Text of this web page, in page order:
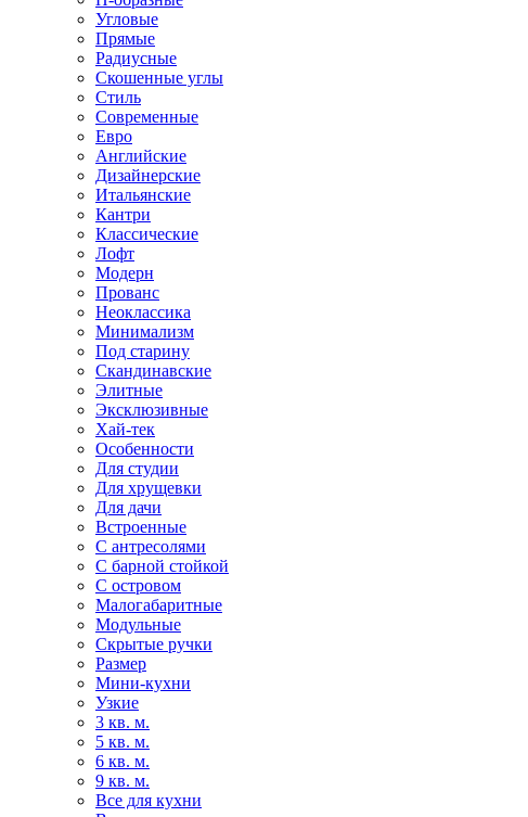
Угловые
Прямые
Радиусные
Скошенные углы
Стиль
Современные
Евро
Английские
Дизайнерские
Итальянские
Кантри
Классические
Лофт
Модерн
Прованс
Неоклассика
Минимализм
Под старину
Скандинавские
Элитные
Эксклюзивные
Хай-тек
Особенности
Для студии
Для хрущевки
Для дачи
Встроенные
С антресолями
С барной стойкой
С островом
Малогабаритные
Модульные
Скрытые ручки
Размер
Мини-кухни
Узкие
3 кв. м.
5 кв. м.
6 кв. м.
9 кв. м.
Все для кухни